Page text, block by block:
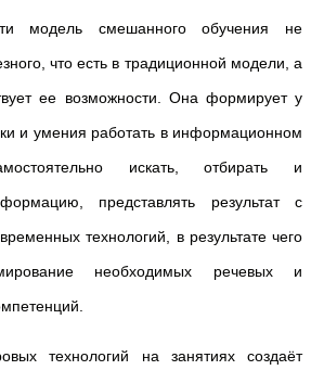
модель смешанного обучения не
что есть в традиционной модели, а
ее возможности. Она формирует у
и умения работать в информационном
искать, отбирать и
представлять результат с
технологий, в результате чего
необходимых речевых и
технологий на занятиях создаёт